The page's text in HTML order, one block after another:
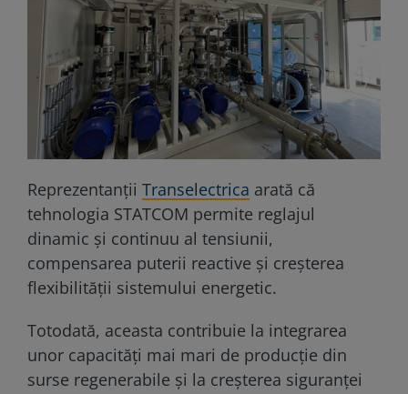
Reprezentanții Transelectrica arată că
tehnologia STATCOM permite reglajul
dinamic și continuu al tensiunii,
compensarea puterii reactive și creșterea
flexibilității sistemului energetic.
Totodată, aceasta contribuie la integrarea
unor capacități mai mari de producție din
surse regenerabile și la creșterea siguranței